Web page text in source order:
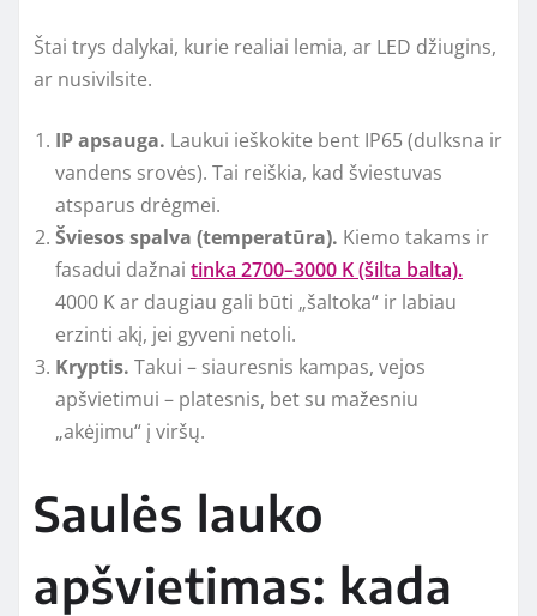
Štai trys dalykai, kurie realiai lemia, ar LED džiugins,
ar nusivilsite.
IP apsauga. Laukui ieškokite bent IP65 (dulksna ir
vandens srovės). Tai reiškia, kad šviestuvas
atsparus drėgmei.
Šviesos spalva (temperatūra). Kiemo takams ir
fasadui dažnai tinka 2700–3000 K (šilta balta).
4000 K ar daugiau gali būti „šaltoka“ ir labiau
erzinti akį, jei gyveni netoli.
Kryptis. Takui – siauresnis kampas, vejos
apšvietimui – platesnis, bet su mažesniu
„akėjimu“ į viršų.
Saulės lauko
apšvietimas: kada